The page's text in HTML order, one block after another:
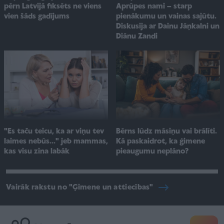
pērn Latvijā fiksēts ne viens
vien šāds gadījums
Aprūpes nami – starp
pienākumu un vainas sajūtu.
Diskusija ar Dainu Jāņkalni un
Diānu Zandi
"Es taču teicu, ka ar viņu tev
laimes nebūs..." jeb mammas,
kas visu zina labāk
Bērns lūdz māsiņu vai brālīti.
Kā paskaidrot, ka ģimene
pieaugumu neplāno?
Vairāk rakstu no "Ģimene un attiecības"